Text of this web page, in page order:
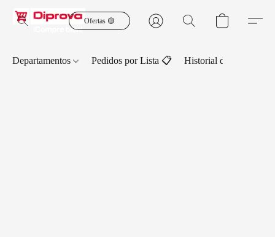
Ofertas 🟡
Departamentos Pedidos por Lista 📋 Historial de Pedidos